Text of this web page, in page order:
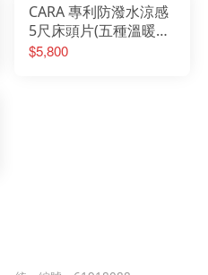
CARA 專利防潑水涼感
5尺床頭片(五種溫暖大
地色可選)
$5,800